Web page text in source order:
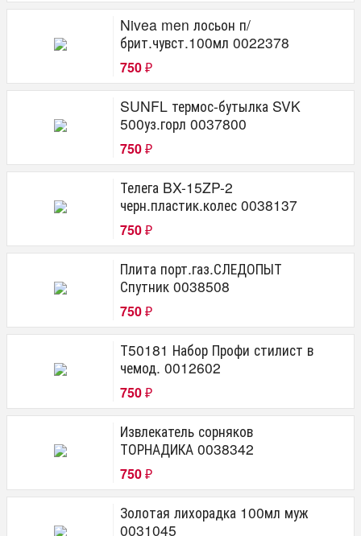
Nivea men лосьон п/
брит.чувст.100мл 0022378
750 ₽
SUNFL термос-бутылка SVK
500уз.горл 0037800
750 ₽
Телега BX-15ZP-2
черн.пластик.колес 0038137
750 ₽
Плита порт.газ.СЛЕДОПЫТ
Спутник 0038508
750 ₽
Т50181 Набор Профи стилист в
чемод. 0012602
750 ₽
Извлекатель сорняков
ТОРНАДИКА 0038342
750 ₽
Золотая лихорадка 100мл муж
0031045